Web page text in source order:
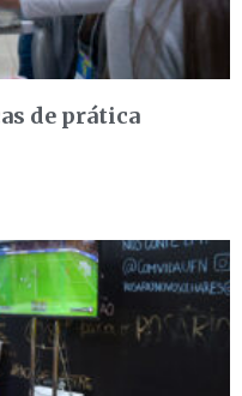
de prática